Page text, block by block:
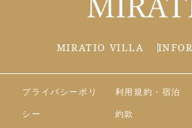
MIRATIO VILLA
プライバシーポリ
シー
利用規約・宿泊
約款